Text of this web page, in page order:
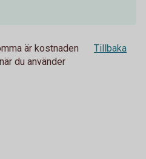
är kostnaden
du använder
Tillbaka